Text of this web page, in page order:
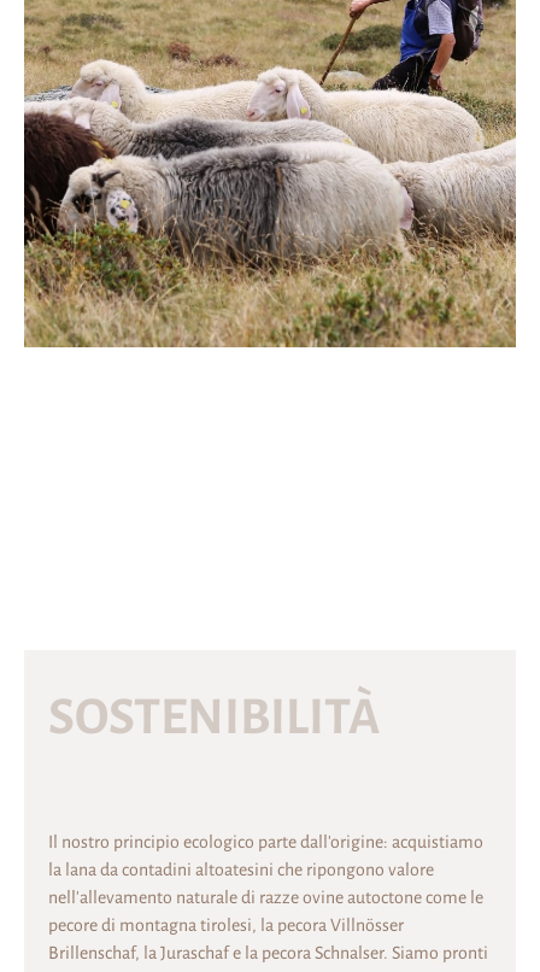
SOSTENIBILITÀ
Il nostro principio ecologico parte dall'origine: acquistiamo
la lana da contadini altoatesini che ripongono valore
nell'allevamento naturale di razze ovine autoctone come le
pecore di montagna tirolesi, la pecora Villnösser
Brillenschaf, la Juraschaf e la pecora Schnalser. Siamo pronti